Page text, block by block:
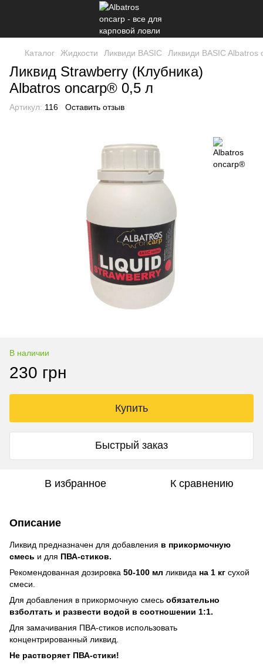
Каталог Жидкости Ликвиди BASIC Ликвиди BASIC Albatros
Ликвид Strawberry (Клубника)
Albatros oncarp® 0,5 л
Артикул: 116 Оставить отзыв
В наличии
230 грн
Купить
Быстрый заказ
В избранное К сравнению
Описание
Ликвид предназначен для добавления в прикормочную
смесь и для ПВА-стиков.
Рекомендованная дозировка 50-100 мл ликвида на 1 кг сухой
смеси.
Для добавления в прикормочную смесь обязательно
взболтать и развести водой в соотношении 1:1.
Для замачивания ПВА-стиков использовать
концентрированный ликвид.
Не растворяет ПВА-стики!